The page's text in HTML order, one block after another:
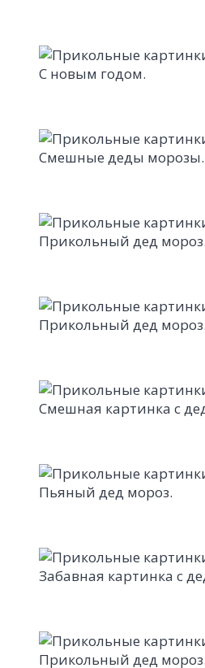
С новым годом.
Смешные деды морозы.
Прикольный дед мороз.
Прикольный дед мороз.
Смешная картинка с
Пьяный дед мороз.
Забавная картинка с
Прикольный дед мороз.